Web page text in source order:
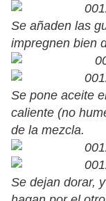
Se añaden las
impregnen bien
Se pone aceite
caliente (no
de la mezcla.
Se dejan dorar,